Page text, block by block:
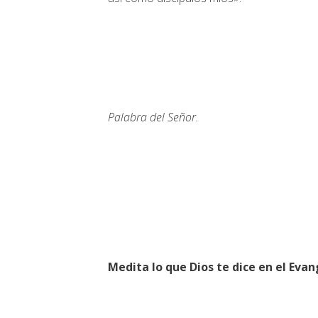
Palabra del Señor.
Medita lo que Dios te dice en el